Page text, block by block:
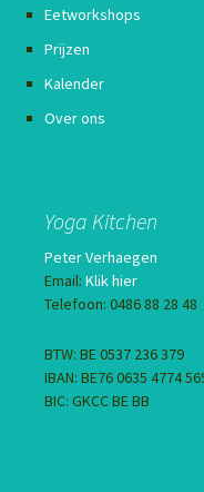
Eetworkshops
Prijzen
Kalender
Over ons
Yoga Kitchen
Peter Verhaegen
Email: Klik hier
Telefoon: 0486 88 28 48
BTW: BE 0537 236 379
IBAN: BE76 0635 4774
BIC: GKCC BE BB